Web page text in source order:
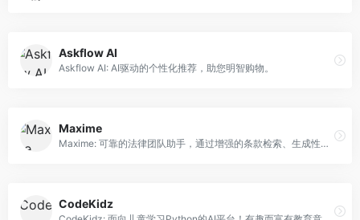
Askflow AI
Askflow AI: AI驱动的个性化推荐，助您明智购物。
Maxime
Maxime: 可靠的法律团队助手，通过增强的条款检索、生成性聊天功能和可靠的摘要赋予法律团队更大的能力。
CodeKidz